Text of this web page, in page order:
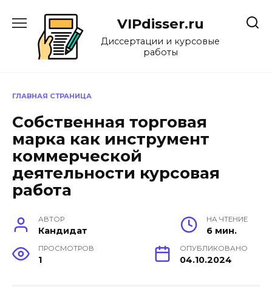
содержанию
VIPdisser.ru
Диссертации и курсовые
работы
ГЛАВНАЯ СТРАНИЦА
Собственная торговая
марка как инструмент
коммерческой
деятельности курсовая
работа
АВТОР
Кандидат
НА ЧТЕНИЕ
6 мин.
ПРОСМОТРОВ
1
ОПУБЛИКОВАНО
04.10.2024